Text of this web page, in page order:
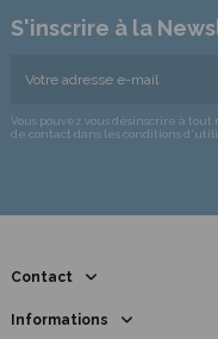
S'inscrire à la
Vous pouvez vous désinscrire à
de contact dans les conditions
Contact
Informations